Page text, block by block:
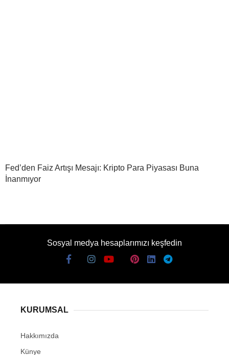
Fed’den Faiz Artışı Mesajı: Kripto Para Piyasası Buna
İnanmıyor
Sosyal medya hesaplarımızı keşfedin
KURUMSAL
Hakkımızda
Künye